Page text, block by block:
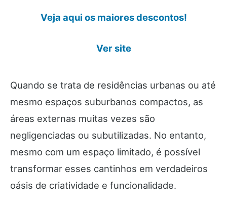
Veja aqui os maiores descontos!
Ver site
Quando se trata de residências urbanas ou até
mesmo espaços suburbanos compactos, as
áreas externas muitas vezes são
negligenciadas ou subutilizadas. No entanto,
mesmo com um espaço limitado, é possível
transformar esses cantinhos em verdadeiros
oásis de criatividade e funcionalidade.